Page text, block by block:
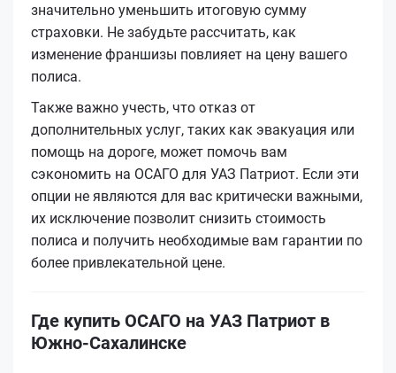
значительно уменьшить итоговую сумму
страховки. Не забудьте рассчитать, как
изменение франшизы повлияет на цену вашего
полиса.
Также важно учесть, что отказ от
дополнительных услуг, таких как эвакуация или
помощь на дороге, может помочь вам
сэкономить на ОСАГО для УАЗ Патриот. Если эти
опции не являются для вас критически важными,
их исключение позволит снизить стоимость
полиса и получить необходимые вам гарантии по
более привлекательной цене.
Где купить ОСАГО на УАЗ Патриот в
Южно-Сахалинске